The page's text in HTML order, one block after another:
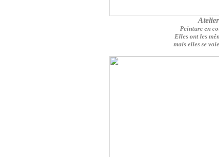
Peinture en
Elles ont les
mais elles se